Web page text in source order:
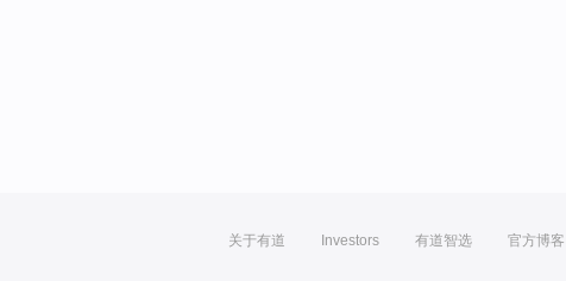
关于有道 Investors 有道智选 官方博客